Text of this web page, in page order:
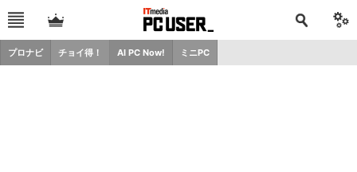
プロナビ チョイ得！ AI PC Now! ミニPC